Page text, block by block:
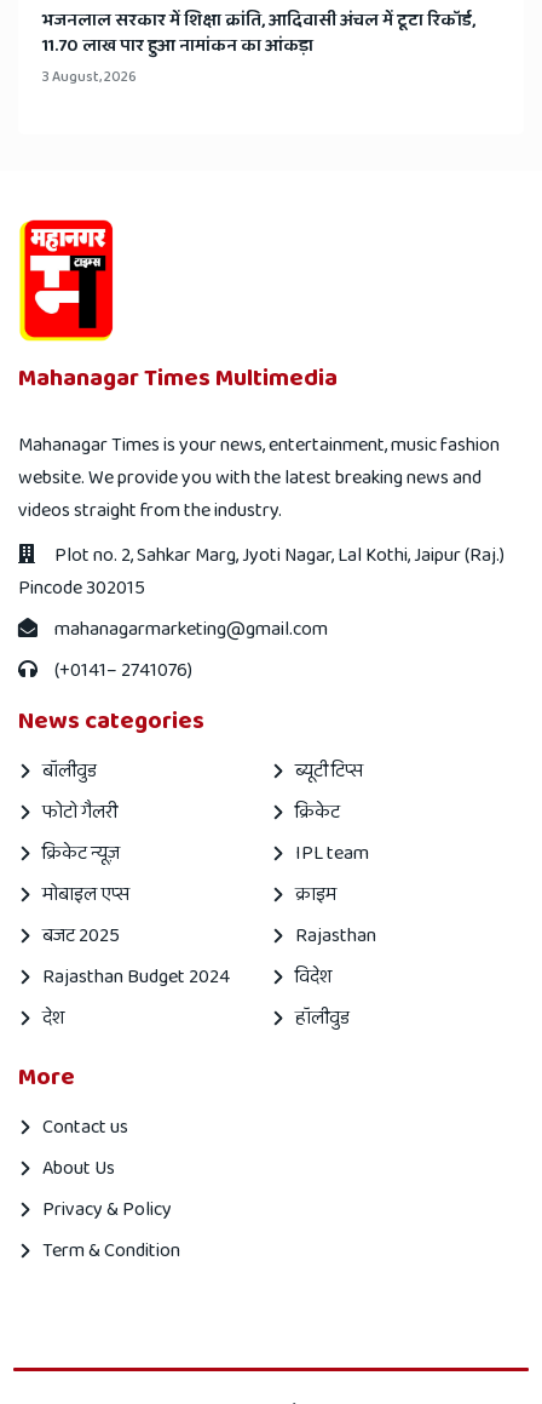
भजनलाल सरकार में शिक्षा क्रांति, आदिवासी अंचल में टूटा रिकॉर्ड,
11.70 लाख पार हुआ नामांकन का आंकड़ा
3 August, 2026
Mahanagar Times Multimedia
Mahanagar Times is your news, entertainment, music fashion
website. We provide you with the latest breaking news and
videos straight from the industry.
Plot no. 2, Sahkar Marg, Jyoti Nagar, Lal Kothi, Jaipur (Raj.)
Pincode 302015
mahanagarmarketing@gmail.com
(+0141– 2741076)
News categories
बॉलीवुड
ब्यूटी टिप्स
फोटो गैलरी
क्रिकेट
क्रिकेट न्यूज़
IPL team
मोबाइल एप्स
क्राइम
बजट 2025
Rajasthan
Rajasthan Budget 2024
विदेश
देश
हॉलीवुड
More
Contact us
About Us
Privacy & Policy
Term & Condition